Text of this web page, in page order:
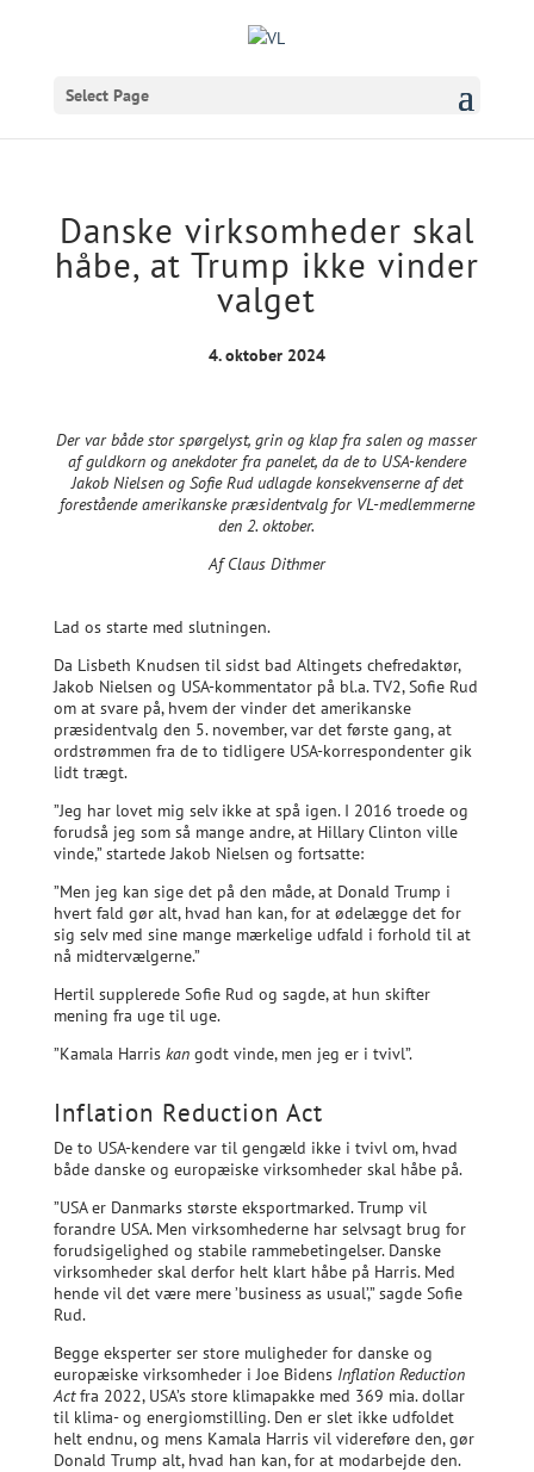
Select Page
Danske virksomheder skal
håbe, at Trump ikke vinder
valget
4. oktober 2024
Der var både stor spørgelyst, grin og klap fra salen og masser
af guldkorn og anekdoter fra panelet, da de to USA-kendere
Jakob Nielsen og Sofie Rud udlagde konsekvenserne af det
forestående amerikanske præsidentvalg for VL-medlemmerne
den 2. oktober.
Af Claus Dithmer
Lad os starte med slutningen.
Da Lisbeth Knudsen til sidst bad Altingets chefredaktør,
Jakob Nielsen og USA-kommentator på bl.a. TV2, Sofie Rud
om at svare på, hvem der vinder det amerikanske
præsidentvalg den 5. november, var det første gang, at
ordstrømmen fra de to tidligere USA-korrespondenter gik
lidt trægt.
”Jeg har lovet mig selv ikke at spå igen. I 2016 troede og
forudså jeg som så mange andre, at Hillary Clinton ville
vinde,” startede Jakob Nielsen og fortsatte:
”Men jeg kan sige det på den måde, at Donald Trump i
hvert fald gør alt, hvad han kan, for at ødelægge det for
sig selv med sine mange mærkelige udfald i forhold til at
nå midtervælgerne.”
Hertil supplerede Sofie Rud og sagde, at hun skifter
mening fra uge til uge.
”Kamala Harris kangodt vinde, men jeg er i tvivl”.
Inflation Reduction Act
De to USA-kendere var til gengæld ikke i tvivl om, hvad
både danske og europæiske virksomheder skal håbe på.
”USA er Danmarks største eksportmarked. Trump vil
forandre USA. Men virksomhederne har selvsagt brug for
forudsigelighed og stabile rammebetingelser. Danske
virksomheder skal derfor helt klart håbe på Harris. Med
hende vil det være mere ’business as usual’,” sagde Sofie
Rud.
Begge eksperter ser store muligheder for danske og
europæiske virksomheder i Joe Bidens Inflation Reduction
Actfra 2022, USA’s store klimapakke med 369 mia. dollar
til klima- og energiomstilling. Den er slet ikke udfoldet
helt endnu, og mens Kamala Harris vil videreføre den, gør
Donald Trump alt, hvad han kan, for at modarbejde den.